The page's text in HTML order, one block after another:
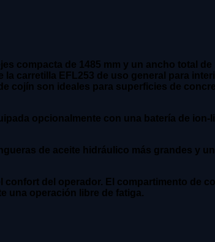
compacta de 1485 mm y un ancho total de
carretilla EFL253 de uso general para
cojín son ideales para superficies de
opcionalmente con una batería de ion-
de aceite hidráulico más grandes y
del operador. El compartimento de
una operación libre de fatiga.